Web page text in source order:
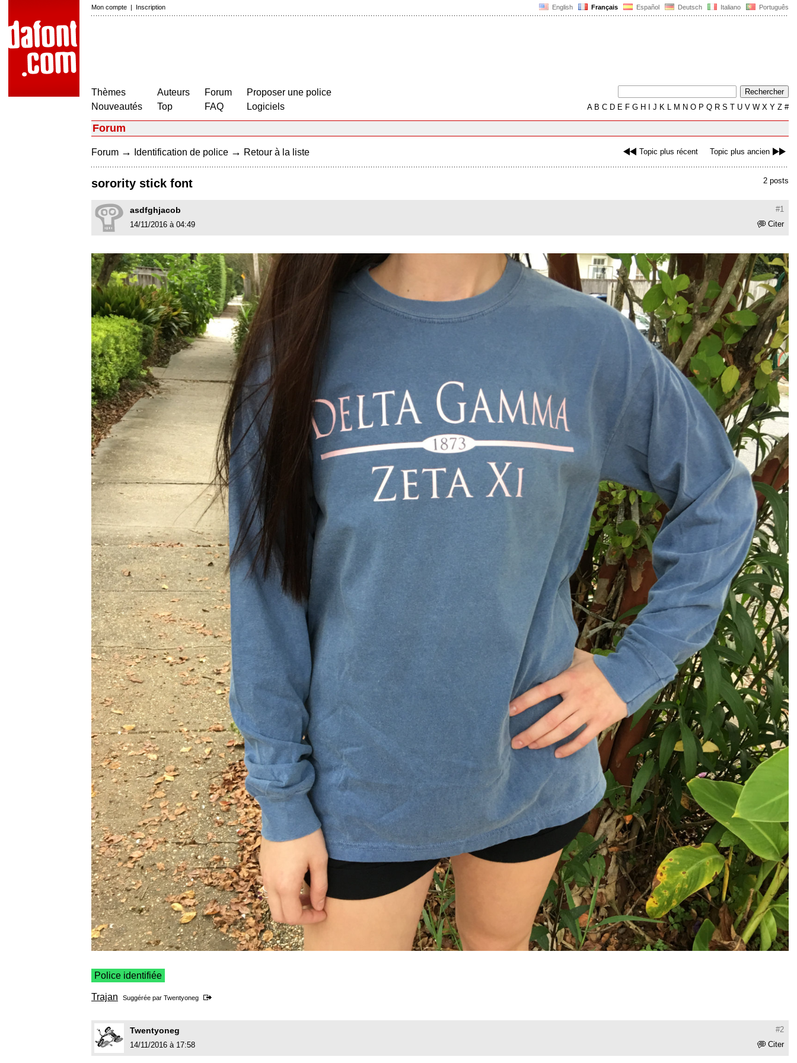
English Français Español Deutsch Italiano Português
Mon compte | Inscription
Thèmes
Nouveautés
Auteurs
Top
Forum
FAQ
Proposer une police
Logiciels
AB C D E F G H J K L M N O P Q R S T U V W X Y Z #
Forum
Topic plus récent Topic plus ancien
Forum → Identification de police → Retour à la liste
2 posts
sorority stick font
#1
asdfghjacob
Citer
14/11/2016 à 04:49
Police identifiée
Trajan Suggérée par Twentyoneg
#2
Twentyoneg
Citer
14/11/2016 à 17:58